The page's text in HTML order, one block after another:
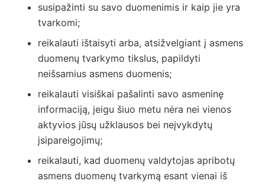
susipažinti su savo duomenimis ir kaip jie yra
tvarkomi;
reikalauti ištaisyti arba, atsižvelgiant į asmens
duomenų tvarkymo tikslus, papildyti
neišsamius asmens duomenis;
reikalauti visiškai pašalinti savo asmeninę
informaciją, jeigu šiuo metu nėra nei vienos
aktyvios jūsų užklausos bei neįvykdytų
įsipareigojimų;
reikalauti, kad duomenų valdytojas apribotų
asmens duomenų tvarkymą esant vienai iš